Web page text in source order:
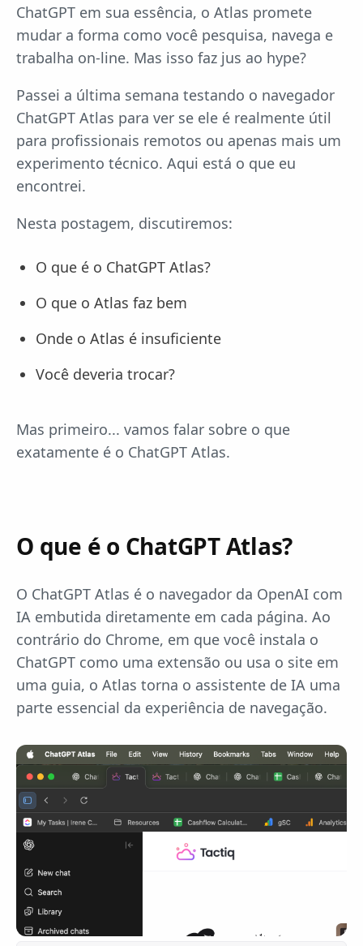
ChatGPT em sua essência, o Atlas promete
mudar a forma como você pesquisa, navega e
trabalha on-line. Mas isso faz jus ao hype?
Passei a última semana testando o navegador
ChatGPT Atlas para ver se ele é realmente útil
para profissionais remotos ou apenas mais um
experimento técnico. Aqui está o que eu
encontrei.
Nesta postagem, discutiremos:
O que é o ChatGPT Atlas?
O que o Atlas faz bem
Onde o Atlas é insuficiente
Você deveria trocar?
Mas primeiro... vamos falar sobre o que
exatamente é o ChatGPT Atlas.
O que é o ChatGPT Atlas?
O ChatGPT Atlas é o navegador da OpenAI com
IA embutida diretamente em cada página. Ao
contrário do Chrome, em que você instala o
ChatGPT como uma extensão ou usa o site em
uma guia, o Atlas torna o assistente de IA uma
parte essencial da experiência de navegação.